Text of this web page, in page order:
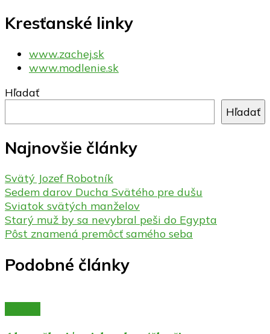
Kresťanské linky
www.zachej.sk
www.modlenie.sk
Hľadať
Hľadať
Najnovšie články
Svätý Jozef Robotník
Sedem darov Ducha Svätého pre dušu
Sviatok svätých manželov
Starý muž by sa nevybral peši do Egypta
Pôst znamená premôcť samého seba
Podobné články